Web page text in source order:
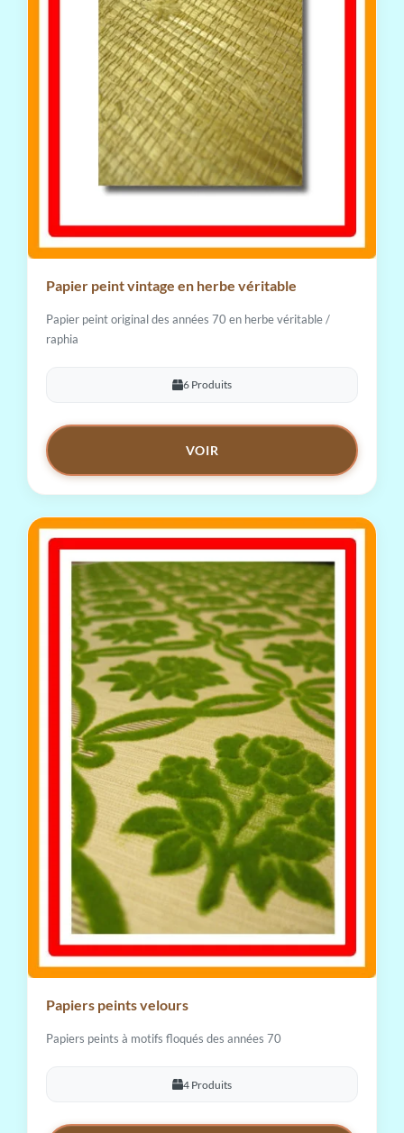
Papier peint vintage en herbe véritable
Papier peint original des années 70 en herbe véritable /
raphia
6 Produits
VOIR
Papiers peints velours
Papiers peints à motifs floqués des années 70
4 Produits